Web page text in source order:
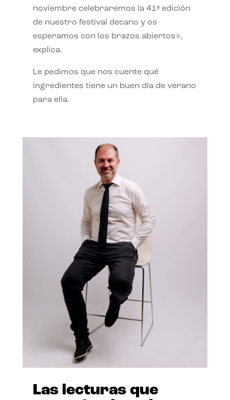
noviembre celebraremos la 41ª edición
de nuestro festival decano y os
esperamos con los brazos abiertos»,
explica.
Le pedimos que nos cuente qué
ingredientes tiene un buen día de verano
para ella.
Las lecturas que